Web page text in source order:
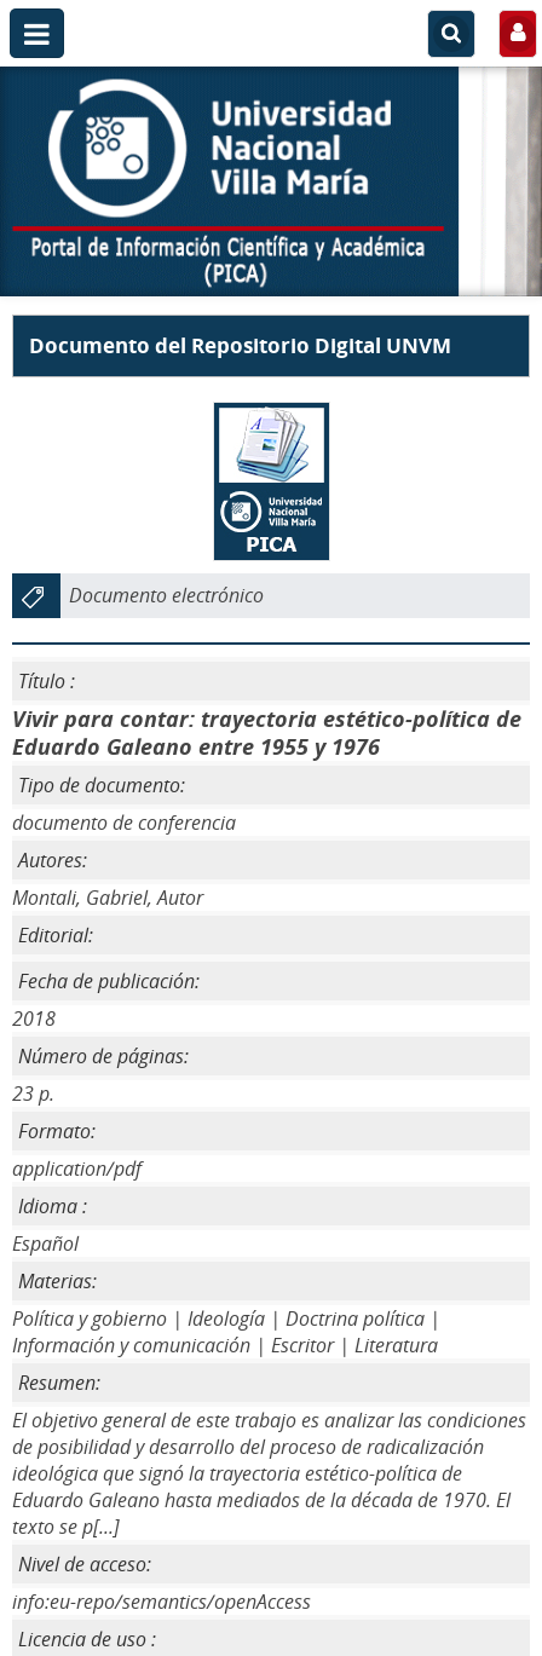
Documento del Repositorio Digital UNVM
Documento electrónico
Título :
Vivir para contar: trayectoria estético-política de
Eduardo Galeano entre 1955 y 1976
Tipo de documento:
documento de conferencia
Autores:
Montali, Gabriel, Autor
Editorial:
Fecha de publicación:
2018
Número de páginas:
23 p.
Formato:
application/pdf
Idioma :
Español
Materias:
Política y gobierno | Ideología | Doctrina política |
Información y comunicación | Escritor | Literatura
Resumen:
El objetivo general de este trabajo es analizar las condiciones
de posibilidad y desarrollo del proceso de radicalización
ideológica que signó la trayectoria estético-política de
Eduardo Galeano hasta mediados de la década de 1970. El
texto se p[...]
Nivel de acceso:
info:eu-repo/semantics/openAccess
Licencia de uso :